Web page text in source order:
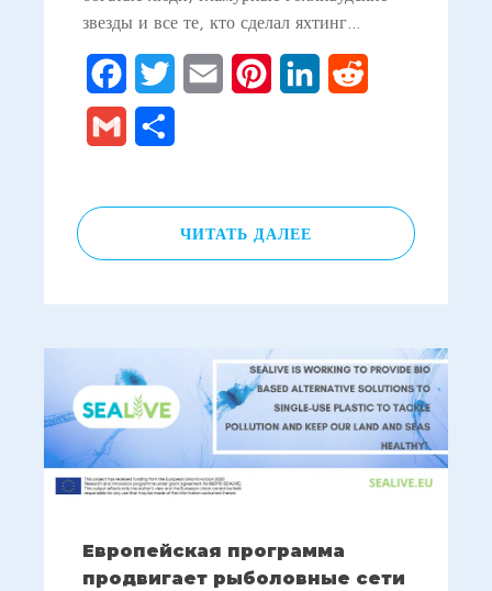
звезды и все те, кто сделал яхтинг…
FacebookTwitter Email PinterestLinkedIn
Gmail
ЧИТАТЬ ДАЛЕЕ
Европейская программа
продвигает рыболовные сети